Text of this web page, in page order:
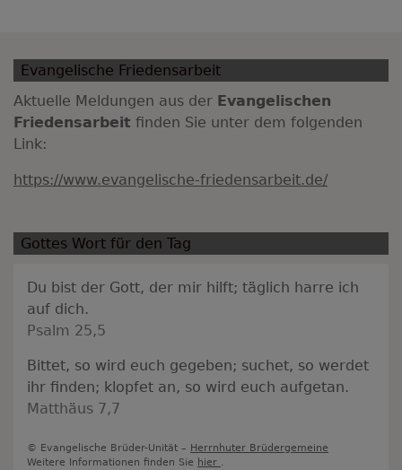
(12.-22.11.2023)
Evangelische Friedensarbeit
Aktuelle Meldungen aus der Evangelischen
Friedensarbeit finden Sie unter dem folgenden
Link:
https://www.evangelische-friedensarbeit.de/
Gottes Wort für den Tag
Du bist der Gott, der mir hilft; täglich harre ich
auf dich.
Psalm 25,5
Bittet, so wird euch gegeben; suchet, so werdet
ihr finden; klopfet an, so wird euch aufgetan.
Matthäus 7,7
© Evangelische Brüder-Unität – Herrnhuter Brüdergemeine
Weitere Informationen finden Sie hier .